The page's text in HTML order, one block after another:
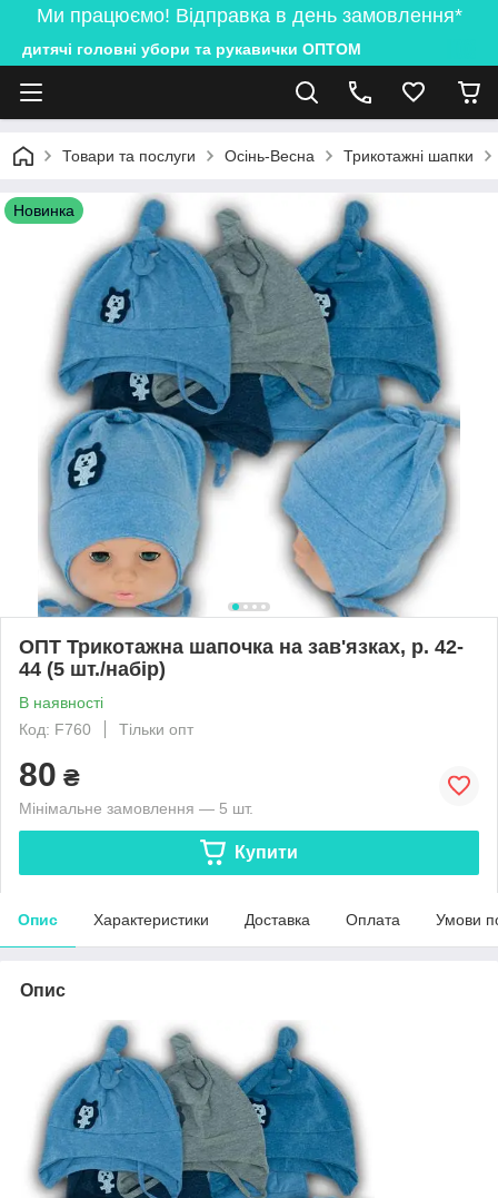
Ми працюємо! Відправка в день замовлення*
дитячі головні убори та рукавички ОПТОМ
Товари та послуги Осінь-Весна Трикотажні шапки
Новинка
ОПТ Трикотажна шапочка на зав'язках, р. 42-
44 (5 шт./набір)
В наявності
Код: F760
Тільки опт
80 ₴
Мінімальне замовлення — 5 шт.
Купити
Опис Характеристики Доставка Оплата Умови
Опис